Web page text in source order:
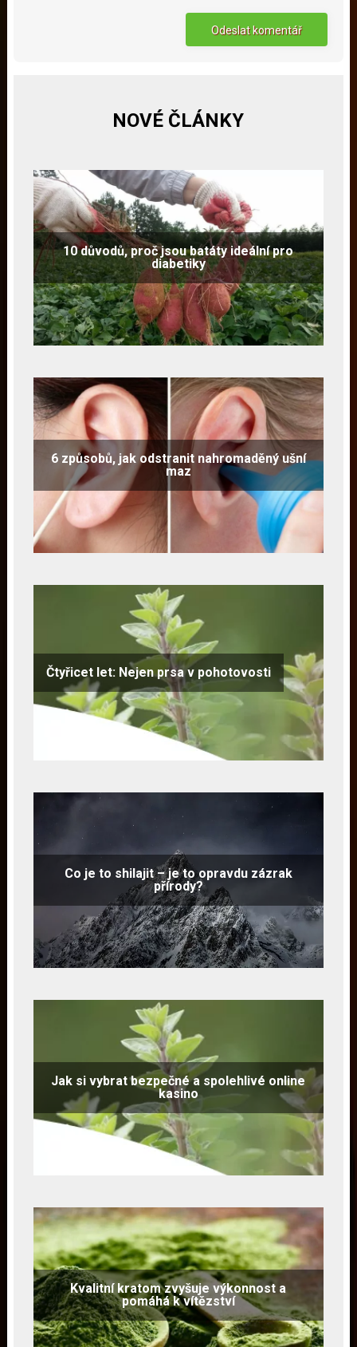
NOVÉ ČLÁNKY
10 důvodů, proč jsou batáty ideální pro
diabetiky
6 způsobů, jak odstranit nahromaděný ušní
maz
Čtyřicet let: Nejen prsa v pohotovosti
Co je to shilajit – je to opravdu zázrak
přírody?
Jak si vybrat bezpečné a spolehlivé online
kasino
Kvalitní kratom zvyšuje výkonnost a
pomáhá k vítězství